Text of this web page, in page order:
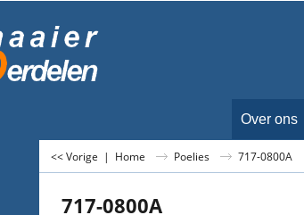
Over ons
<< Vorige | Home Poelies 717-0800A
717-0800A